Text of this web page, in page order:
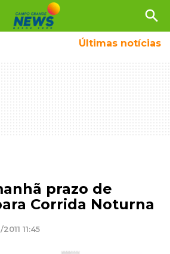
search
Últimas notícias
prazo de
Corrida Noturna
11:45